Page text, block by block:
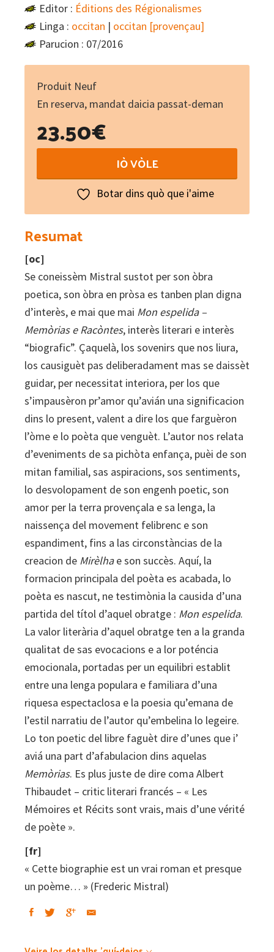
Editor : Éditions des Régionalismes
Linga : occitan | occitan [provençau]
Parucion : 07/2016
Produit Neuf
En reserva, mandat daicia passat-deman
23.50€
espelida
quantity
IÒ VÒLE
Botar dins quò que i'aime
Resumat
[oc]
Se coneissèm Mistral sustot per son òbra
poetica, son òbra en pròsa es tanben plan digna
d’interès, e mai que mai Mon espelida –
Memòrias e Racòntes, interès literari e interès
“biografic”. Çaquelà, los sovenirs que nos liura,
los causiguèt pas deliberadament mas se daissèt
guidar, per necessitat interiora, per los que
s’impausèron pr’amor qu’avián una significacion
dins lo present, valent a dire los que farguèron
l’òme e lo poèta que venguèt. L’autor nos relata
d’eveniments de sa pichòta enfança, puèi de son
mitan familial, sas aspiracions, sos sentiments,
lo desvolopament de son engenh poetic, son
amor per la terra provençala e sa lenga, la
naissença del movement felibrenc e son
espandiment, fins a las circonstàncias de la
creacion de Mirèlhae son succès. Aquí, la
formacion principala del poèta es acabada, lo
poèta es nascut, ne testimònia la causida d’una
partida del títol d’aquel obratge : Mon espelida.
La valor literària d’aquel obratge ten a la granda
qualitat de sas evocacions e a lor poténcia
emocionala, portadas per un equilibri establit
entre una lenga populara e familiara d’una
riquesa espectaclosa e la poesia qu’emana de
l’estil narratiu de l’autor qu’embelina lo legeire.
Lo ton poetic del libre faguèt dire d’unes que i’
aviá una part d’afabulacion dins aquelas
Memòrias. Es plus juste de dire coma Albert
Thibaudet – critic literari francés – « Les
Mémoires et Récits sont vrais, mais d’une vérité
de poète ».
[fr]
« Cette biographie est un vrai roman et presque
un poème… » (Frederic Mistral)